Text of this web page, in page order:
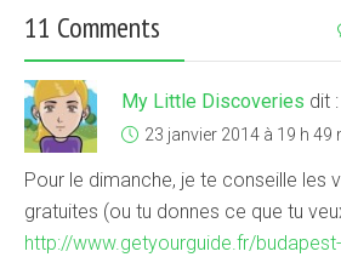
11 Comments
My Little Discoveries dit :
23 janvier 2014 à 19 h 49
Pour le dimanche, je te conseille les
gratuites (ou tu donnes ce que tu
http://www.getyourguide.fr/